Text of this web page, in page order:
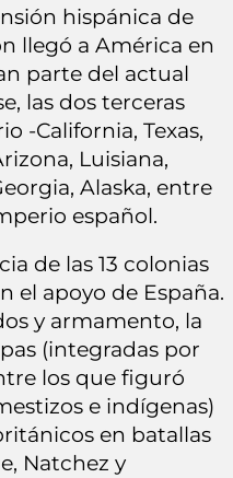
hispánica de
llegó a América en
parte del actual
las dos terceras
-California, Texas,
Luisiana,
Alaska, entre
español.
de las 13 colonias
el apoyo de España.
y armamento, la
(integradas por
los que figuró
e indígenas)
en batallas
Natchez y